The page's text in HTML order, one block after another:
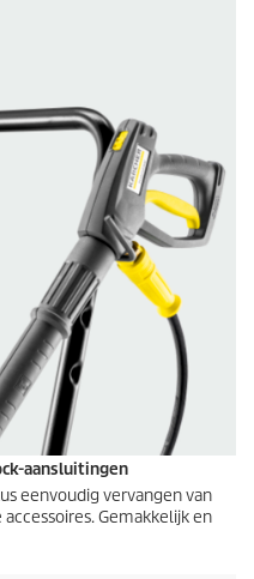
-aansluitingen
eenvoudig vervangen van
Gemakkelijk en